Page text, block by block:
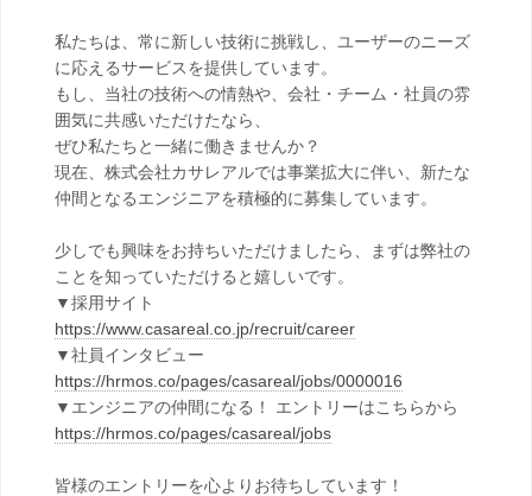
私たちは、常に新しい技術に挑戦し、ユーザーのニーズ
に応えるサービスを提供しています。
もし、当社の技術への情熱や、会社・チーム・社員の雰
囲気に共感いただけたなら、
ぜひ私たちと一緒に働きませんか？
現在、株式会社カサレアルでは事業拡大に伴い、新たな
仲間となるエンジニアを積極的に募集しています。
少しでも興味をお持ちいただけましたら、まずは弊社の
ことを知っていただけると嬉しいです。
▼採用サイト
https://www.casareal.co.jp/recruit/career
▼社員インタビュー
https://hrmos.co/pages/casareal/jobs/0000016
▼エンジニアの仲間になる！ エントリーはこちらから
https://hrmos.co/pages/casareal/jobs
皆様のエントリーを心よりお待ちしています！